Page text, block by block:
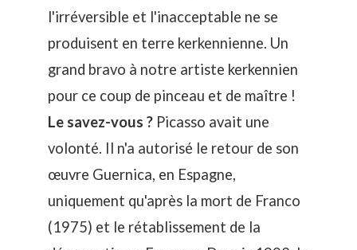
l'irréversible et l'inacceptable ne se
produisent en terre kerkennienne. Un
grand bravo à notre artiste kerkennien
pour ce coup de pinceau et de maître !
Le savez-vous ? Picasso avait une
volonté. Il n'a autorisé le retour de son
œuvre Guernica, en Espagne,
uniquement qu'après la mort de Franco
(1975) et le rétablissement de la